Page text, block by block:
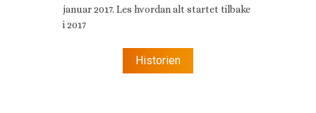
januar 2017. Les hvordan alt startet tilbake
i 2017
Historien